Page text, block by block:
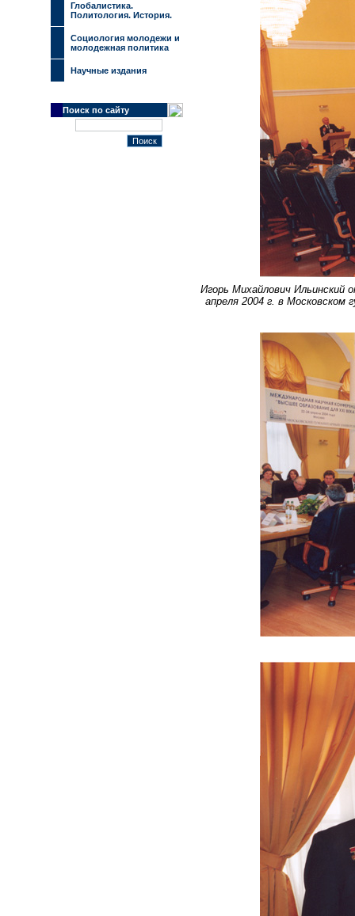
Глобалистика.
Политология. История.
Социология молодежи и
молодежная политика
Научные издания
Поиск по сайту
Игорь Михайлович Ильинский
апреля 2004 г. в Московском